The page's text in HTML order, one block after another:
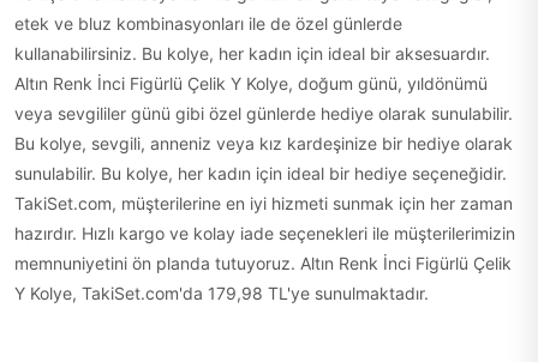
etek ve bluz kombinasyonları ile de özel günlerde
kullanabilirsiniz. Bu kolye, her kadın için ideal bir aksesuardır.
Altın Renk İnci Figürlü Çelik Y Kolye, doğum günü, yıldönümü
veya sevgililer günü gibi özel günlerde hediye olarak sunulabilir.
Bu kolye, sevgili, anneniz veya kız kardeşinize bir hediye olarak
sunulabilir. Bu kolye, her kadın için ideal bir hediye seçeneğidir.
TakiSet.com, müşterilerine en iyi hizmeti sunmak için her zaman
hazırdır. Hızlı kargo ve kolay iade seçenekleri ile müşterilerimizin
memnuniyetini ön planda tutuyoruz. Altın Renk İnci Figürlü Çelik
Y Kolye, TakiSet.com'da 179,98 TL'ye sunulmaktadır.